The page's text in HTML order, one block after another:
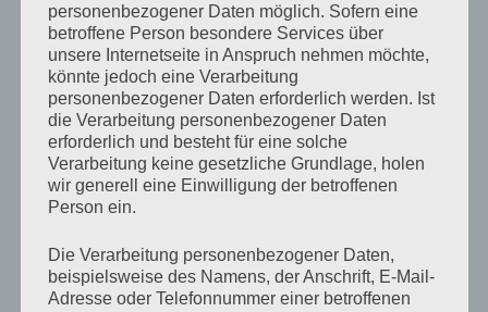
VERÖFFENTLICHT
AM
25. MAI 2022
Angelurlaub Mai 2022 – Nr. Lyngby
Der letzte Urlaub ist zwar noch nicht lange her, aber wir
Corona-Zeit verbrauchen. Nach 2 Jahren Ausfall war es
dann Anfang Mai wieder soweit, der jährliche
personenbezogener Daten möglich. Sofern eine
betroffene Person besondere Services über
unsere Internetseite in Anspruch nehmen möchte,
könnte jedoch eine Verarbeitung
personenbezogener Daten erforderlich werden. Ist
die Verarbeitung personenbezogener Daten
erforderlich und besteht für eine solche
Verarbeitung keine gesetzliche Grundlage, holen
wir generell eine Einwilligung der betroffenen
Person ein.
Die Verarbeitung personenbezogener Daten,
beispielsweise des Namens, der Anschrift, E-Mail-
Adresse oder Telefonnummer einer betroffenen